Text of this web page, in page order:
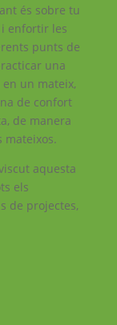
és sobre tu
enfortir les
punts de
una
un mateix,
de confort
de manera
mateixos.
aquesta
els
de projectes,